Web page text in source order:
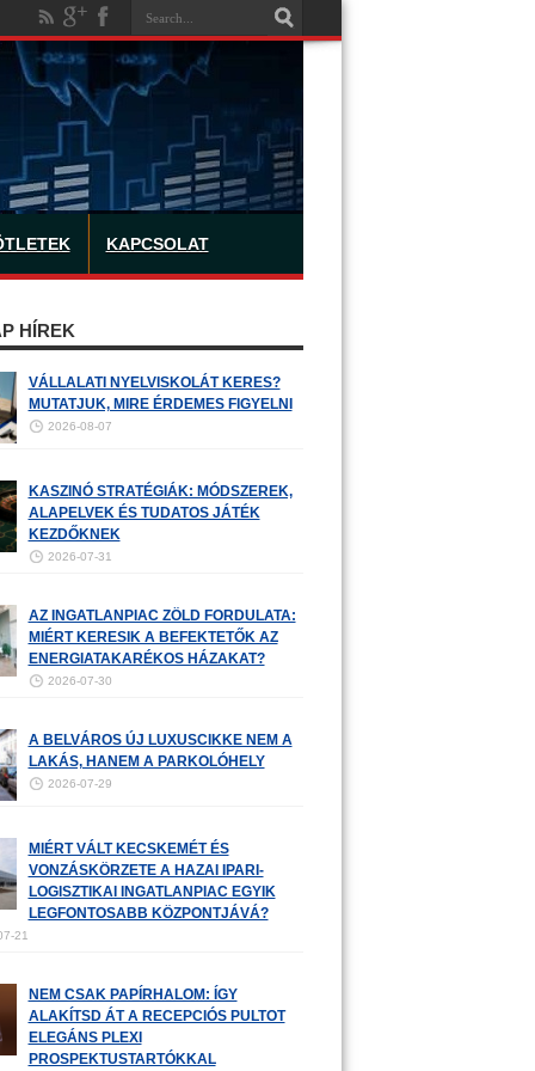
KAPCSOLAT
HÍREK
VÁLLALATI NYELVISKOLÁT KERES?
MUTATJUK, MIRE ÉRDEMES FIGYELNI
2026-08-07
KASZINÓ STRATÉGIÁK: MÓDSZEREK,
ALAPELVEK ÉS TUDATOS JÁTÉK
KEZDŐKNEK
2026-07-31
AZ INGATLANPIAC ZÖLD FORDULATA:
MIÉRT KERESIK A BEFEKTETŐK AZ
ENERGIATAKARÉKOS HÁZAKAT?
2026-07-30
A BELVÁROS ÚJ LUXUSCIKKE NEM A
LAKÁS, HANEM A PARKOLÓHELY
2026-07-29
MIÉRT VÁLT KECSKEMÉT ÉS
VONZÁSKÖRZETE A HAZAI IPARI-
LOGISZTIKAI INGATLANPIAC EGYIK
LEGFONTOSABB KÖZPONTJÁVÁ?
21
NEM CSAK PAPÍRHALOM: ÍGY
ALAKÍTSD ÁT A RECEPCIÓS PULTOT
ELEGÁNS PLEXI
PROSPEKTUSTARTÓKKAL